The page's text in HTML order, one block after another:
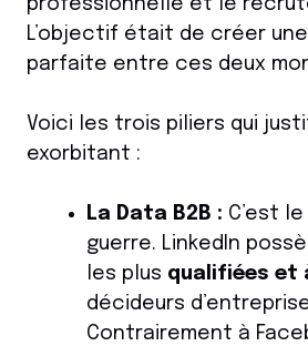
professionnelle et le
L’objectif était de créer
parfaite entre ces deux
Voici les trois piliers qui
exorbitant :
La Data B2B : C’est
guerre. LinkedIn
les plus qualifiées et
décideurs
Contrairement à